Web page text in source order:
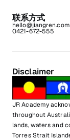
联系方式
0421-672-555
Disclaimer
JR Academy
throughout
lands, waters and
Torres Strait